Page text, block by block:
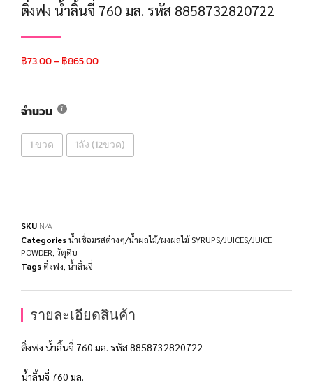
ติ่งฟง น้ำลิ้นจี่ 760 มล. รหัส 8858732820722
฿73.00–฿865.00
จำนวน
1 ขวด 1ลัง (12ขวด)
SKU N/A
Categoriesน้ำเชื่อมรสต่างๆ/น้ำผลไม้/ผงผลไม้ SYRUPS/JUICES/JUICE
POWDER วัตุดิบ
Tags ติ่งฟง น้ำลิ้นจี่
รายละเอียดสินค้า
ติ่งฟง น้ำลิ้นจี่ 760 มล. รหัส 8858732820722
น้ำลิ้นจี่ 760 มล.